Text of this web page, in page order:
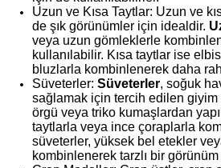
Uzun ve Kısa Taytlar: Uzun ve
de şık görünümler için idealdir.
veya uzun gömleklerle
kullanılabilir. Kısa taytlar ise
bluzlarla kombinlenerek daha
Süveterler: Süveterler, soğuk
sağlamak için tercih edilen giyim
örgü veya triko kumaşlardan
taytlarla veya ince çoraplarla
süveterler, yüksek bel etekler
kombinlenerek tarzlı bir